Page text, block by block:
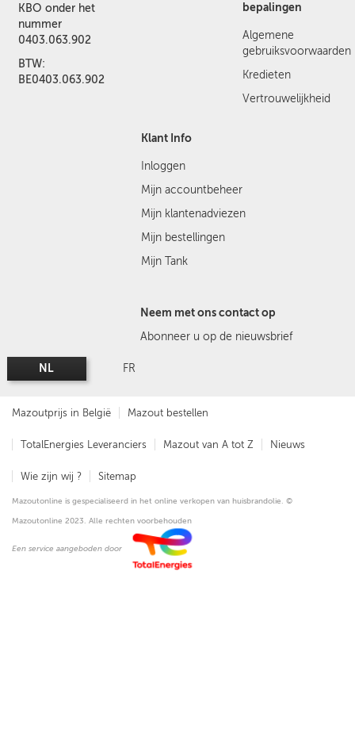
KBO onder het
nummer
0403.063.902
BTW:
BE0403.063.902
bepalingen
Algemene
gebruiksvoorwaarden
Kredieten
Vertrouwelijkheid
Klant Info
Inloggen
Mijn accountbeheer
Mijn klantenadviezen
Mijn bestellingen
Mijn Tank
Neem met ons contact op
Abonneer u op de nieuwsbrief
NL FR
Mazoutprijs in België Mazout bestellen
TotalEnergies Leveranciers Mazout van A tot Z Nieuws
Wie zijn wij ? Sitemap
Een service aangeboden door
Mazoutonline is gespecialiseerd in het online verkopen van huisbrandolie. ©
Mazoutonline 2023. Alle rechten voorbehouden